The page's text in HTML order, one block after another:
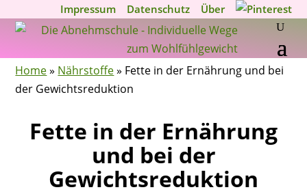
Impressum Datenschutz Über
Home» Nährstoffe» Fette in der Ernährung und bei
der Gewichtsreduktion
Fette in der Ernährung
und bei der
Gewichtsreduktion